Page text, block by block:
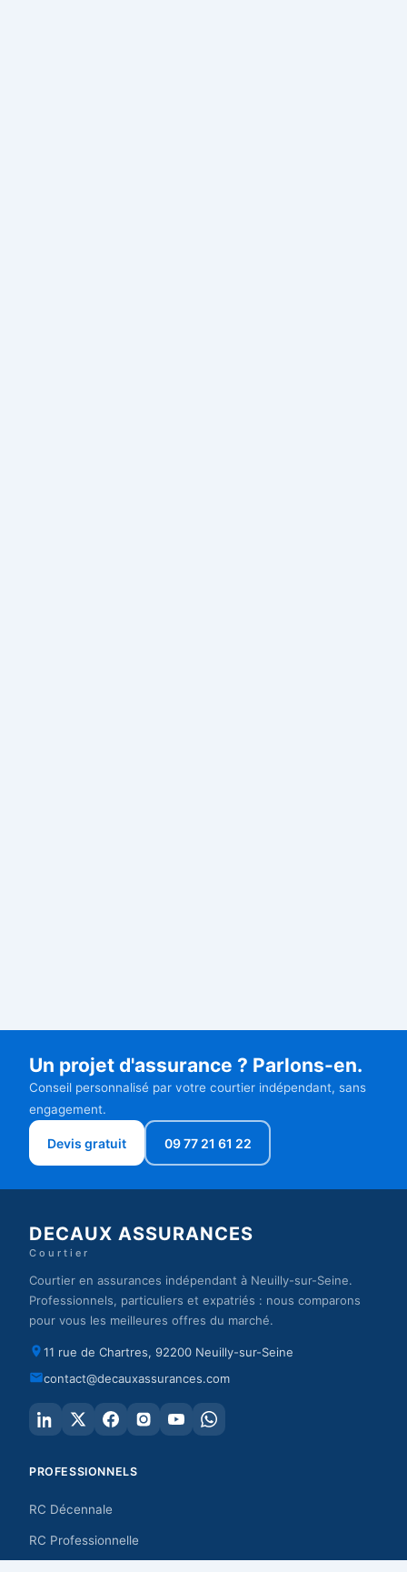
Un projet d'assurance ? Parlons-en.
Conseil personnalisé par votre courtier indépendant, sans
engagement.
Devis gratuit 09 77 21 61 22
DECAUX ASSURANCES
Courtier
Courtier en assurances indépendant à Neuilly-sur-Seine.
Professionnels, particuliers et expatriés : nous comparons
pour vous les meilleures offres du marché.
11 rue de Chartres, 92200 Neuilly-sur-Seine
contact@decauxassurances.com
PROFESSIONNELS
RC Décennale
RC Professionnelle